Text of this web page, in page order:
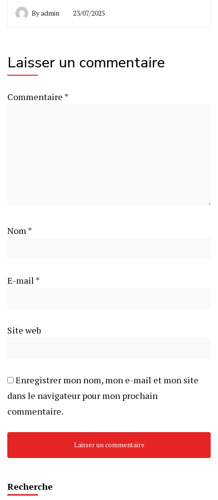
Byadmin 23/07/2025
Laisser un commentaire
Commentaire *
Nom *
E-mail *
Site web
Enregistrer mon nom, mon e-mail et mon site
dans le navigateur pour mon prochain
commentaire.
Recherche